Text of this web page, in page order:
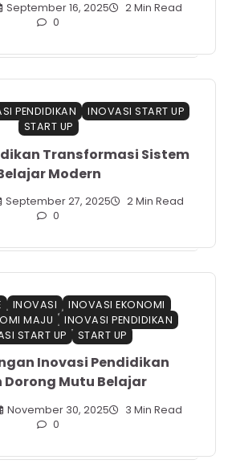
September 16, 2025
2 Min Read
0
PENDIDIKAN
INOVASI START UP
START UP
Transformasi Sistem
Modern
September 27, 2025
2 Min Read
0
INOVASI
INOVASI EKONOMI
MAJU
INOVASI PENDIDIKAN
START UP
START UP
Inovasi Pendidikan
Dorong Mutu Belajar
November 30, 2025
3 Min Read
0